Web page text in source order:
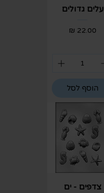
עלים גדולים
מחיר
הוסף לסל
צדפים - ים